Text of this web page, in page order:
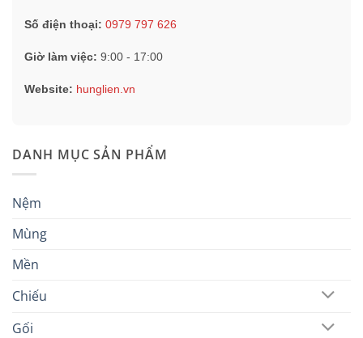
Số điện thoại: 0979 797 626
Giờ làm việc: 9:00 - 17:00
Website: hunglien.vn
DANH MỤC SẢN PHẨM
Nệm
Mùng
Mền
Chiếu
Gối